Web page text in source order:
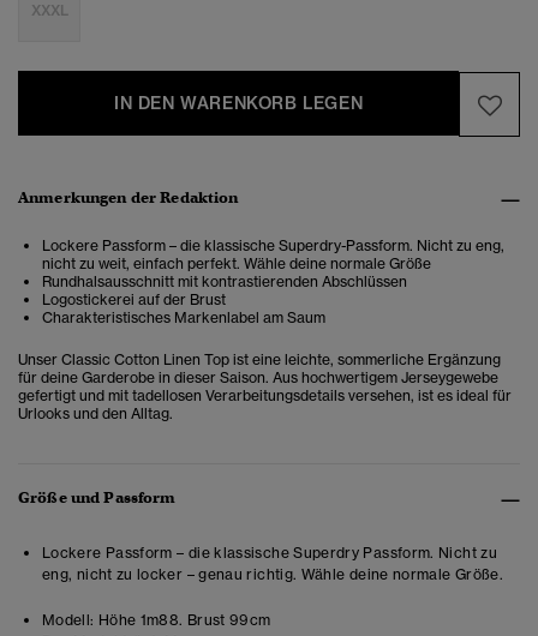
XXXL
IN DEN WARENKORB LEGEN
Anmerkungen der Redaktion
Lockere Passform – die klassische Superdry-Passform. Nicht zu eng,
nicht zu weit, einfach perfekt. Wähle deine normale Größe
Rundhalsausschnitt mit kontrastierenden Abschlüssen
Logostickerei auf der Brust
Charakteristisches Markenlabel am Saum
Unser Classic Cotton Linen Top ist eine leichte, sommerliche Ergänzung
für deine Garderobe in dieser Saison. Aus hochwertigem Jerseygewebe
gefertigt und mit tadellosen Verarbeitungsdetails versehen, ist es ideal für
Urlooks und den Alltag.
Größe und Passform
Lockere Passform – die klassische Superdry Passform. Nicht zu
eng, nicht zu locker – genau richtig. Wähle deine normale Größe.
Modell: Höhe 1m88. Brust 99cm